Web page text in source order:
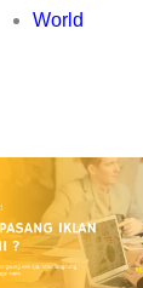
World